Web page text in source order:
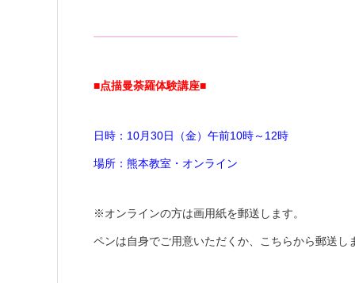
—————————————
■点描曼荼羅体験講座■
日時：10月30日（金）午前10時～12時
場所：熊本教室・オンライン
※オンラインの方は画用紙を郵送します。
ペンは自身でご用意いただくか、こちらから郵送し